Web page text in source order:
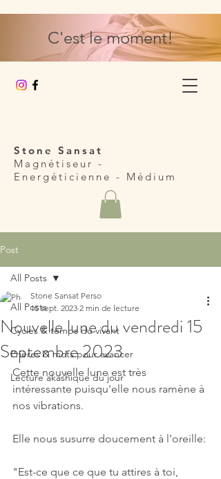
Stone Sansat
Magnétiseur -
Energéticienne - Médium
C'est le moment!
Post
All Posts
Cycles & temps du vivant
Prières & mots pour avancer
Lecture akashique du jour
All Posts
Nouvelle lune du vendredi 15
Septembre 2023
Stone Sansat Perso
15 sept. 2023 2 min de lecture
Cette nouvelle lune est très
intéressante puisqu'elle nous ramène à
nos vibrations.
Elle nous susurre doucement à l'oreille:
"Est-ce que ce que tu attires à toi,